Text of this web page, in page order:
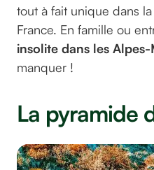
tout à fait unique dans
France. En famille ou
insolite dans les
manquer !
La pyramide